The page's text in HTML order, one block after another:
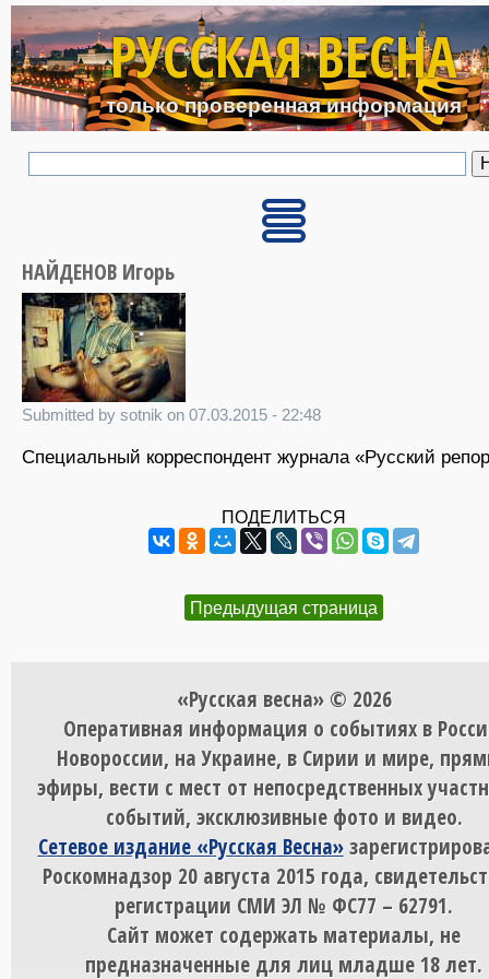
Перейти к основному
РУССКАЯ ВЕСНА
только проверенная информация
НАЙДЕНОВ Игорь
Submitted by sotnik on 07.03.2015 - 22:48
Специальный корреспондент журнала «Русский
ПОДЕЛИТЬСЯ
Предыдущая страница
«Русская весна» © 2026
Оперативная информация о событиях в
Новороссии, на Украине, в Сирии и мире,
эфиры, вести с мест от непосредственных
событий, эксклюзивные фото и видео.
Сетевое издание «Русская Весна»
Роскомнадзор 20 августа 2015 года,
регистрации СМИ ЭЛ № ФС77 – 62791.
Сайт может содержать материалы, не
предназначенные для лиц младше 18 лет.